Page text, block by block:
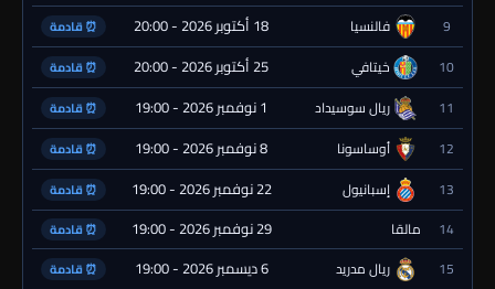
9 فالنسيا 18 أكتوبر 2026 - 20:00 ⏰ قادمة
10 خيتافي 25 أكتوبر 2026 - 20:00 ⏰ قادمة
11 ريال سوسيداد 1 نوفمبر 2026 - 19:00 ⏰ قادمة
12 أوساسونا 8 نوفمبر 2026 - 19:00 ⏰ قادمة
13 إسبانيول 22 نوفمبر 2026 - 19:00 ⏰ قادمة
14 مالقا 29 نوفمبر 2026 - 19:00 ⏰ قادمة
15 ريال مدريد 6 ديسمبر 2026 - 19:00 ⏰ قادمة